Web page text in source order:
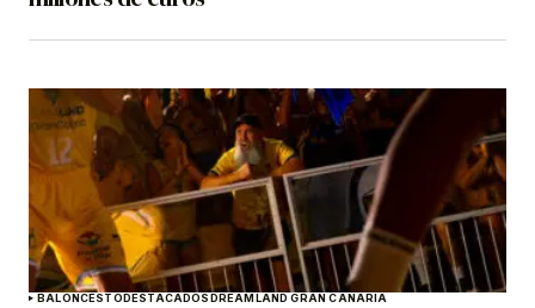
BALONCESTODESTACADOSDREAMLAND GRAN CANARIA